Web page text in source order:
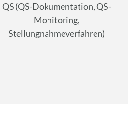
QS (QS-Dokumentation, QS-
Monitoring,
Stellungnahmeverfahren)